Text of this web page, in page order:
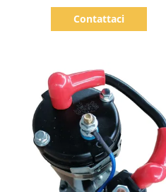
impegnative
Contattaci